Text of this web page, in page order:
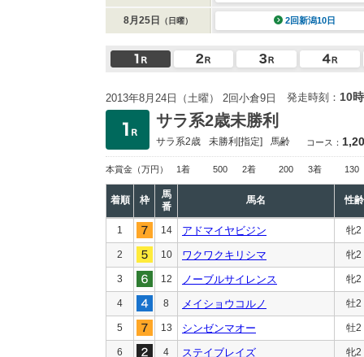
8月25日 （日曜） 2回新潟10日
2013年8月24日（土曜） 2回小倉9日 発走時刻： 10
サラ系2歳未勝利
サラ系2歳 未勝利[指定] 馬齢 コース：
本賞金 （万円） 1着 500 2着 200 3着 130
着順 枠
馬
番
馬名 性齢
1 14 アドマイヤビジン 牝2
2 10 ワクワクキリシマ 牝2
3 12 ノーブルサイレンス 牝2
4 8 メイショウコルノ 牡2
5 13 シンゼンマオー 牡2
6 4 ステイブレイズ 牝2